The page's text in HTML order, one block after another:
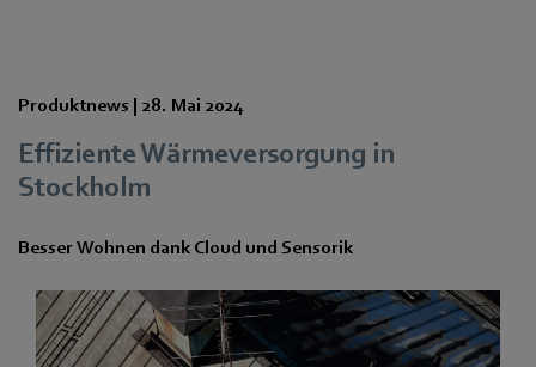
Produktnews | 28. Mai 2024
Effiziente Wärmeversorgung in
Stockholm
Besser Wohnen dank Cloud und Sensorik